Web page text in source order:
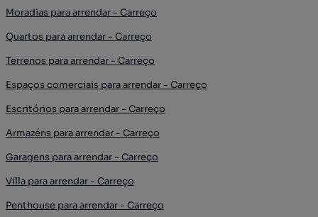
Moradias para arrendar - Carreço
Quartos para arrendar - Carreço
Terrenos para arrendar - Carreço
Espaços comerciais para arrendar - Carreço
Escritórios para arrendar - Carreço
Armazéns para arrendar - Carreço
Garagens para arrendar - Carreço
Villa para arrendar - Carreço
Penthouse para arrendar - Carreço